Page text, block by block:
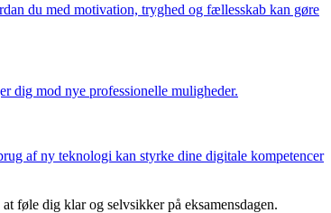
du med motivation, tryghed og fællesskab kan gøre
dig mod nye professionelle muligheder.
af ny teknologi kan styrke dine digitale kompetencer
føle dig klar og selvsikker på eksamensdagen.